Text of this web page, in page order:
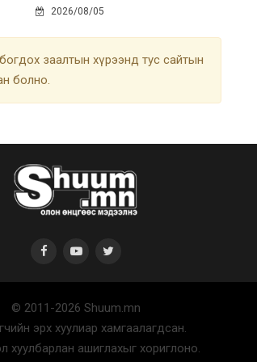
2026/08/05
заалтын хүрээнд тус сайтын
болно.
© 2011-2026 Shuum.mn
эрх хуулиар хамгаалагдсан.
хуулбарлан ашиглахыг хориглоно.